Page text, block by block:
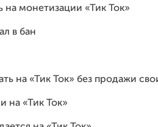
на монетизации «Тик Ток»
в бан
на «Тик Ток» без продажи
на «Тик Ток»